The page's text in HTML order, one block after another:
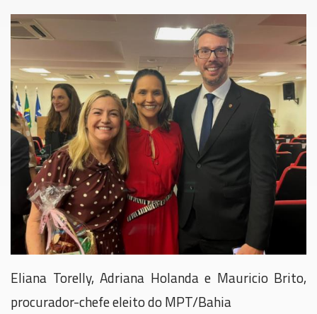
Eliana Torelly, Adriana Holanda e Mauricio Brito,
procurador-chefe eleito do MPT/Bahia